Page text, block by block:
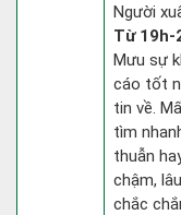
Người
Từ
Mưu sự
cáo tốt
tin về.
tìm
thuẫn
chậm,
chắc